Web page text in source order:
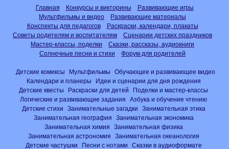
Главная Конкурсы и викторины
Развивающие игры
Мультфильмы и видео
Развивающие материалы
Конспекты для педагогов
Раскраски, календари, плакаты
Советы родителям и воспитателям
Сценарии детских праздников
Мастер-классы, поделки
Сказки, рассказы, аудиокниги
Солнечные песни и стихи
Форум для родителей
Детские комиксы Мультфильмы
Обучающее и развивающее видео
Календари и планеры
Идеи и сценарии для дня рождения
Детские квесты
Раскраски для детей
Поделки и мастер-классы
Логические и развивающие задания
Азбука и обучение чтению
Детские стихи
Занимательные загадки
Занимательная этика
Занимательная география
Занимательная экономика
Занимательная химия
Занимательная физика
Занимательная астрономия
Занимательная океанология
Детские частушки
Песни с нотами
Сказки в аудиоформате